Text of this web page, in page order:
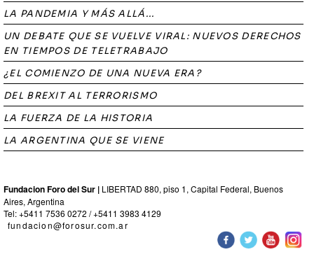
LA PANDEMIA Y MÁS ALLÁ...
UN DEBATE QUE SE VUELVE VIRAL: NUEVOS DERECHOS
EN TIEMPOS DE TELETRABAJO
¿EL COMIENZO DE UNA NUEVA ERA?
DEL BREXIT AL TERRORISMO
LA FUERZA DE LA HISTORIA
LA ARGENTINA QUE SE VIENE
Fundacion Foro del Sur | LIBERTAD 880, piso 1, Capital Federal, Buenos
Aires, Argentina
Tel: +5411 7536 0272 / +5411 3983 4129
fundacion@forosur.com.ar